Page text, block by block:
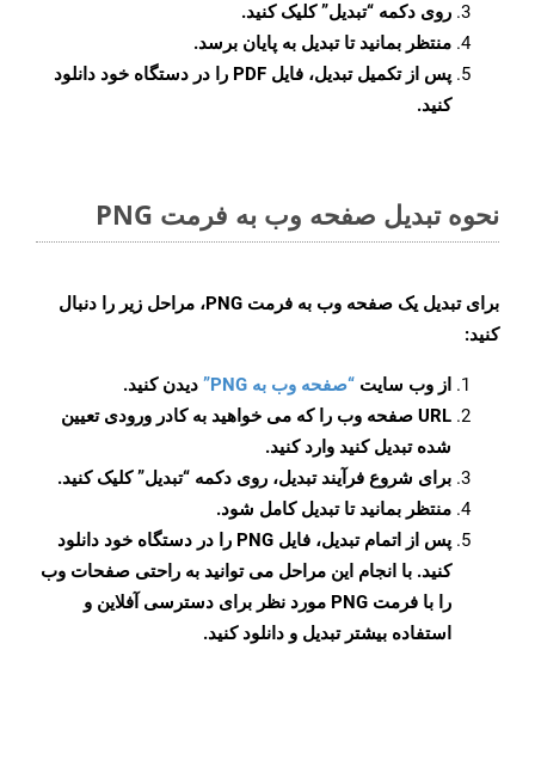
روی دکمه “تبدیل”کلیک کنید.
منتظر بمانید تا تبدیل به پایان برسد.
پس از تکمیل تبدیل، فایل PDF را در دستگاه خود دانلود
کنید.
نحوه تبدیل صفحه وب به فرمت PNG
برای تبدیل یک صفحه وب به فرمت PNG، مراحل زیر را دنبال
کنید:
از وب سایت “صفحه وب به PNG”
دیدن کنید.
URL صفحه وب را که می خواهید به کادر ورودی تعیین
شده تبدیل کنید وارد کنید.
برای شروع فرآیند تبدیل، روی دکمه “تبدیل” کلیک کنید.
منتظر بمانید تا تبدیل کامل شود.
پس از اتمام تبدیل، فایل PNG را در دستگاه خود دانلود
کنید. با انجام این مراحل می توانید به راحتی صفحات وب
را با فرمت PNG مورد نظر برای دسترسی آفلاین و
استفاده بیشتر تبدیل و دانلود کنید.